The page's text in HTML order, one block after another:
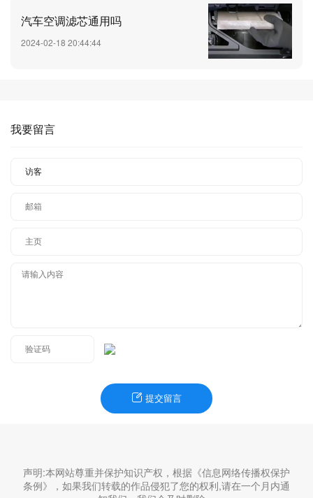
汽车空调滤芯通用吗
2024-02-18 20:44:44
我要留言
提交留言
声明:本网站尊重并保护知识产权，根据《信息网络传播权保护
条例》，如果我们转载的作品侵犯了您的权利,请在一个月内通